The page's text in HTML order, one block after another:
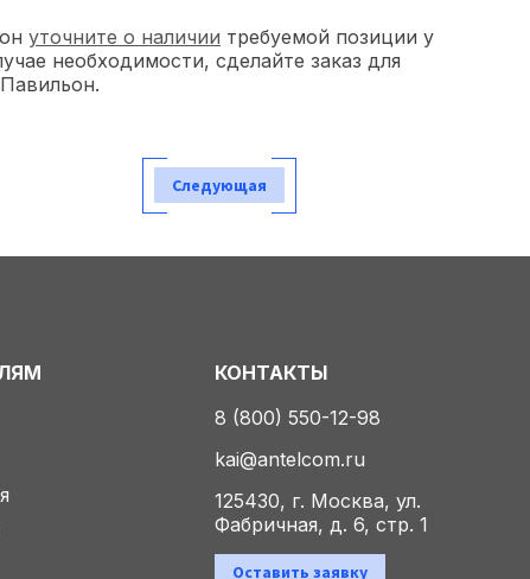
уточните о наличии требуемой позиции у
необходимости, сделайте заказ для
Следующая
КОНТАКТЫ
8 (800) 550-12-98
kai@antelcom.ru
125430, г. Москва, ул.
Фабричная, д. 6, стр. 1
Оставить заявку